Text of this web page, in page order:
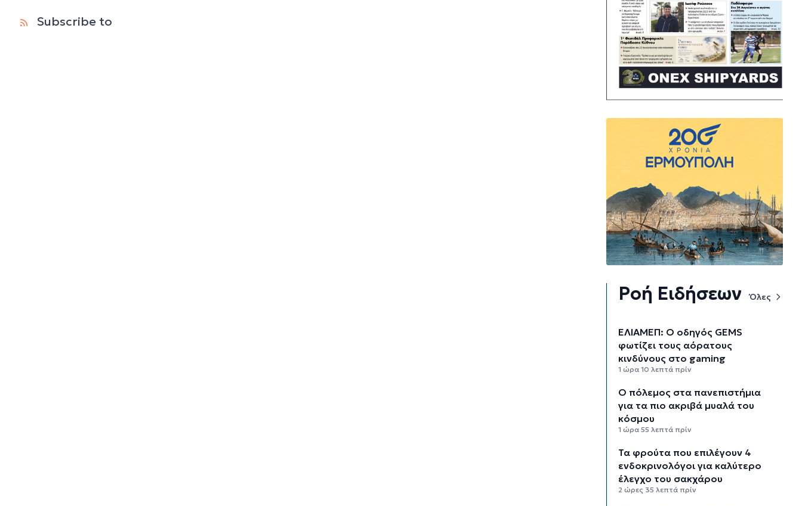
Subscribe to
Ροή Ειδήσεων Όλες
ΕΛΙΑΜΕΠ: Ο οδηγός GEMS
φωτίζει τους αόρατους
κινδύνους στο gaming
1 ώρα 10 λεπτά πρίν
Ο πόλεμος στα πανεπιστήμια
για τα πιο ακριβά μυαλά του
κόσμου
1 ώρα 55 λεπτά πρίν
Τα φρούτα που επιλέγουν 4
ενδοκρινολόγοι για καλύτερο
έλεγχο του σακχάρου
2 ώρες 35 λεπτά πρίν